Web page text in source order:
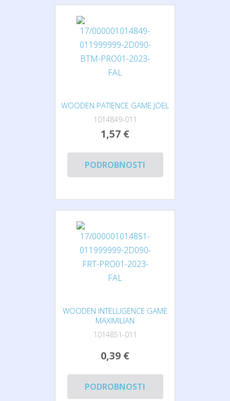
WOODEN PATIENCE GAME JOEL
1014849-011
1,57 €
PODROBNOSTI
WOODEN INTELLIGENCE GAME
MAXIMILIAN
1014851-011
0,39 €
PODROBNOSTI